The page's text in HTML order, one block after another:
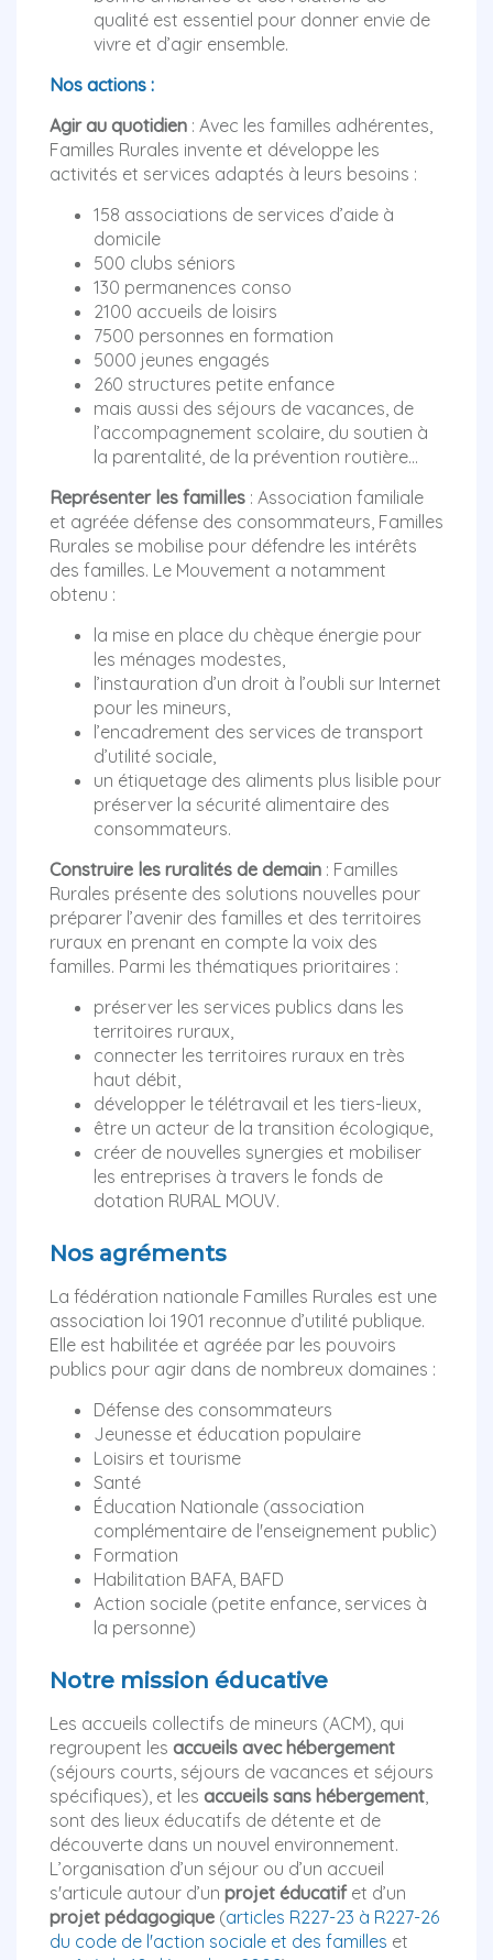
qualité est essentiel pour donner envie de
vivre et d’agir ensemble.
Nos actions :
Agir au quotidien : Avec les familles adhérentes,
Familles Rurales invente et développe les
activités et services adaptés à leurs besoins :
158 associations de services d’aide à
domicile
500 clubs séniors
130 permanences conso
2100 accueils de loisirs
7500 personnes en formation
5000 jeunes engagés
260 structures petite enfance
mais aussi des séjours de vacances, de
l’accompagnement scolaire, du soutien à
la parentalité, de la prévention routière...
Représenter les familles : Association familiale
et agréée défense des consommateurs, Familles
Rurales se mobilise pour défendre les intérêts
des familles. Le Mouvement a notamment
obtenu :
la mise en place du chèque énergie pour
les ménages modestes,
l’instauration d’un droit à l’oubli sur Internet
pour les mineurs,
l’encadrement des services de transport
d’utilité sociale,
un étiquetage des aliments plus lisible pour
préserver la sécurité alimentaire des
consommateurs.
Construire les ruralités de demain : Familles
Rurales présente des solutions nouvelles pour
préparer l’avenir des familles et des territoires
ruraux en prenant en compte la voix des
familles. Parmi les thématiques prioritaires :
préserver les services publics dans les
territoires ruraux,
connecter les territoires ruraux en très
haut débit,
développer le télétravail et les tiers-lieux,
être un acteur de la transition écologique,
créer de nouvelles synergies et mobiliser
les entreprises à travers le fonds de
dotation RURAL MOUV.
Nos agréments
La fédération nationale Familles Rurales est une
association loi 1901 reconnue d’utilité publique.
Elle est habilitée et agréée par les pouvoirs
publics pour agir dans de nombreux domaines :
Défense des consommateurs
Jeunesse et éducation populaire
Loisirs et tourisme
Santé
Éducation Nationale (association
complémentaire de l'enseignement public)
Formation
Habilitation BAFA, BAFD
Action sociale (petite enfance, services à
la personne)
Notre mission éducative
Les accueils collectifs de mineurs (ACM), qui
regroupent les accueils avec hébergement
(séjours courts, séjours de vacances et séjours
spécifiques), et les accueils sans hébergement,
sont des lieux éducatifs de détente et de
découverte dans un nouvel environnement.
L’organisation d’un séjour ou d’un accueil
s'articule autour d’un projet éducatifet d’un
projet pédagogique (articles R227-23 à R227-26
du code de l'action sociale et des familles et